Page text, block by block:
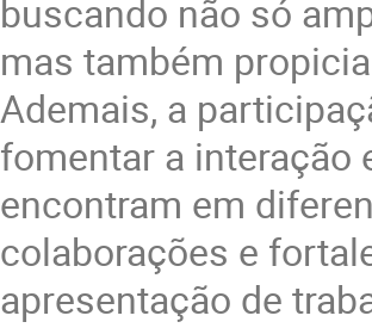
buscando não só
mas também
Ademais, a
fomentar a interação
encontram em
colaborações e
apresentação de